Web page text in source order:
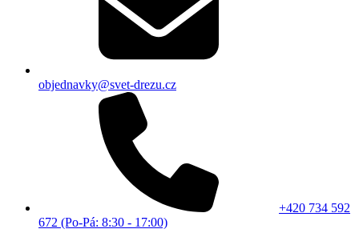
objednavky@svet-drezu.cz
+420 734 592
672 (Po-Pá: 8:30 - 17:00)